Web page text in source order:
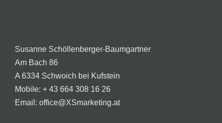
Susanne Schöllenberger-Baumgartner
Am Bach 86
A 6334 Schwoich bei Kufstein
Mobile: + 43 664 308 16 26
Email: office@XSmarketing.at